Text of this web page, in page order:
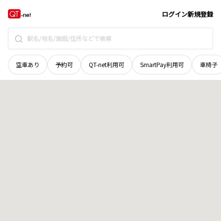
ログイン新規登録
空車あり 予約可 QT-net利用可 SmartPay利用可 車椅子
鳥取県